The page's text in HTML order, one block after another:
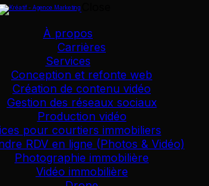
À propos
Carrières
Services
Conception et refonte web
Création de contenu vidéo
Gestion des réseaux sociaux
Production vidéo
pour courtiers immobiliers
RDV en ligne (Photos & Vidéo)
Photographie immobilière
Vidéo immobilière